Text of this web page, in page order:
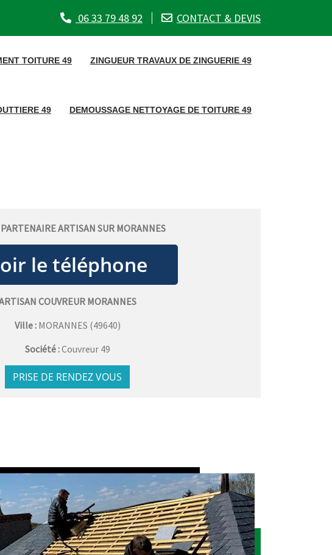
06 33 79 48 92 CONTACT & DEVIS
TOITURE 49 ZINGUEUR TRAVAUX DE ZINGUERIE 49
49 DEMOUSSAGE NETTOYAGE DE TOITURE 49
ARTISAN SUR MORANNES
COUVREUR MORANNES
Ville : MORANNES (49640)
Société :Couvreur 49
PRISE DE RENDEZ VOUS